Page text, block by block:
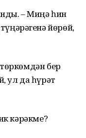
– Миңә һин
йөрөй,
төркөмдән бер
ул да һүрәт
кәрәкме?